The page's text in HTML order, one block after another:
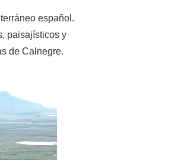
español.
paisajísticos y
de Calnegre.